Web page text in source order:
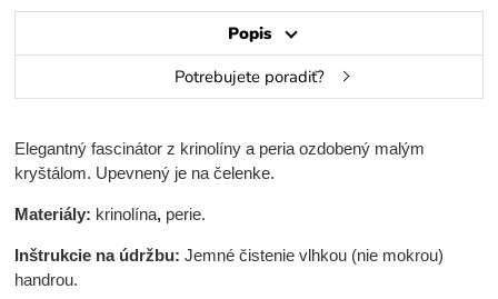
Popis
Potrebujete poradiť?
Elegantný fascinátor z krinolíny a peria ozdobený malým
kryštálom. Upevnený je na čelenke.
Materiály: krinolína, perie.
Inštrukcie na údržbu:Jemné čistenie vlhkou (nie mokrou)
handrou.